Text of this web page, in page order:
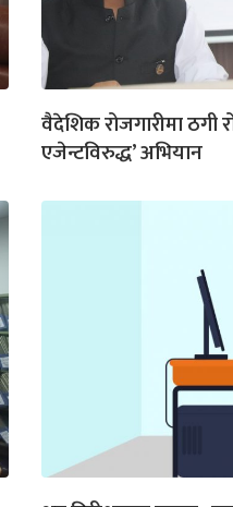
वैदेशिक रोजगारीमा ठगी
एजेन्टविरुद्ध’ अभियान